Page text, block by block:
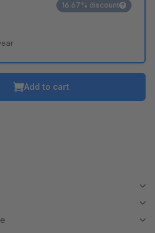
16.67% discount
Add to cart